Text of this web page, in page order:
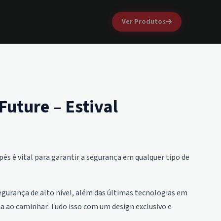
Ver Produtos
– Estival
é vital para garantir a segurança em qualquer tipo de
de alto nível, além das últimas tecnologias em
caminhar. Tudo isso com um design exclusivo e